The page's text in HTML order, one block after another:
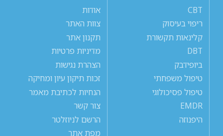
CBT
ריפוי בעיסוק
קלינאות תקשורת
DBT
ביופידבק
טיפול משפחתי
טיפול פסיכולוגי
EMDR
היפנוזה
אודות
צוות האתר
תקנון אתר
מדיניות פרטיות
הצהרת נגישות
זכות תיקון עיון ומחיקה
הנחיות לכתיבת מאמר
צור קשר
הרשם לניוזלטר
מפת אתר